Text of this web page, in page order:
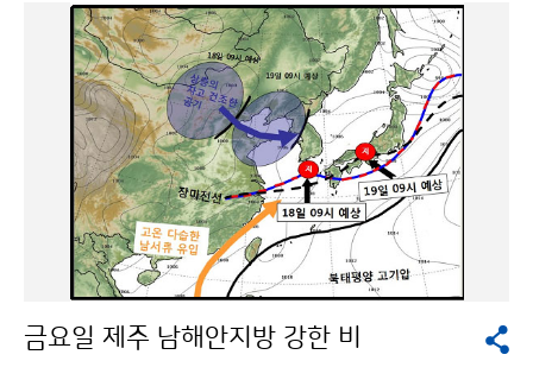
가 공동으로 추진하였다. 전체 개발예산은 3,549억원으
로, 이 중 기상관측시스템은 약 750억원 규모의 예산이
투입되어 기상청, 한국항공우주연구원, 국립기상연구소,
Astrium社(프랑스), ITT社(미국)가 공동으로 개발하였
다. 천리안 위성의 기상관측 탑재체에는 1개의 가시광선
관측채널과 4개의 적외선 관측채널이 있어, 24시간 기상
관측 수행능력을 보유하고 있다. [ 기상탑재체 주요 성능]
채널 중심파장(㎛) 파장대(㎛) 복사성능 정확도 해상도(k
m) 가시 0.675 0.55~0.80 〈5% 1 근적외 3.75 3.50~
4.0 〈1K 4 수증기 6.75 6.5~7.0 〈1K 4 적외1 10.8 1
씨가 되겠으나, 제주도와 남해안 지방은 제주도 남쪽해상
에서 북상하는 장마전선의 영향으로 흐리고 오후에 비가
내리겠다. 19일(토)과 20일(일) 아침에는 서해안과 내륙
을 중심으로 안개가 끼는 곳이 많겠고, 낮 동안에도 연무
나 박무로 남아있는 곳이 있겠으니, 교통안전에 유의해야
하겠다. 19일(토)과 20일(일)은 해상에서도 안개가 짙게
끼는 곳이 많겠고, 특히 19일(토)에는 서해상을 중심으로
천둥.번개가 치는 곳도 있겠으니, 항해하거나 조업하는 선
박은 각별히 주의해야 하겠다. 19일(토)과 20일(일)은 내
리 및 건강관리에 유의해야 하겠다. 문의 131 기상콜센터
금요일 제주 남해안지방 강한 비